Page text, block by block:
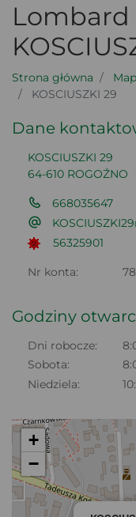
Lombard
Strona główna
KOSCIUSZKI 29
Dane
KOSCIUSZKI 29
64-610 ROGOŹNO
668035647
56325901
Nr konta:
Godziny
Dni robocze:
Sobota:
Niedziela:
+
−